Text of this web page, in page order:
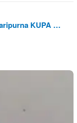
KUPA …